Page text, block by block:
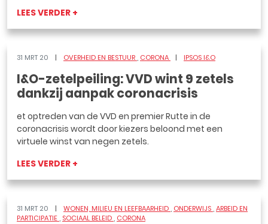
LEES VERDER +
31 MRT 20 OVERHEID EN BESTUUR CORONA IPSOS I&O
I&O-zetelpeiling: VVD wint 9 zetels
dankzij aanpak coronacrisis
et optreden van de VVD en premier Rutte in de
coronacrisis wordt door kiezers beloond met een
virtuele winst van negen zetels.
LEES VERDER +
31 MRT 20 WONEN, MILIEU EN LEEFBAARHEID ONDERWIJS ARBEID EN
PARTICIPATIE SOCIAAL BELEID CORONA